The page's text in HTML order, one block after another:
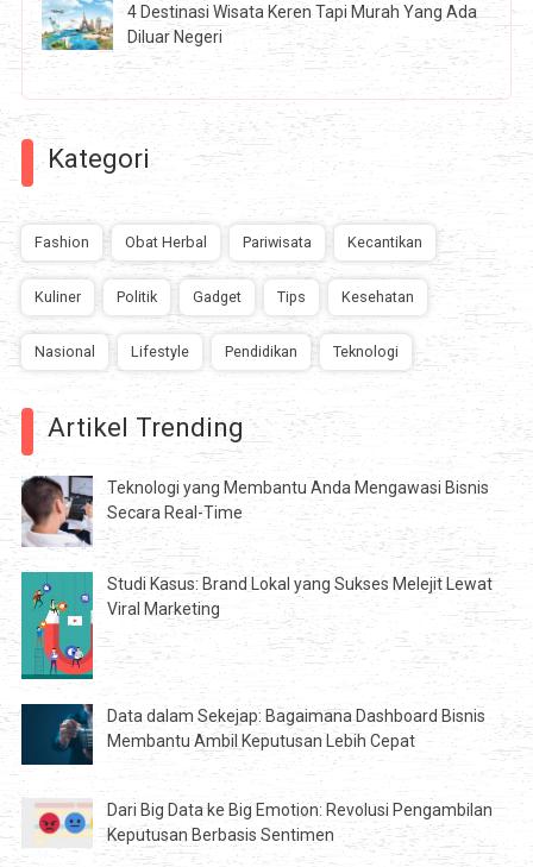
4 Destinasi Wisata Keren Tapi Murah Yang Ada
Diluar Negeri
Kategori
Fashion Obat Herbal Pariwisata Kecantikan
Kuliner Politik Gadget Tips Kesehatan
Nasional Lifestyle Pendidikan Teknologi
Artikel Trending
Teknologi yang Membantu Anda Mengawasi Bisnis
Secara Real-Time
Studi Kasus: Brand Lokal yang Sukses Melejit Lewat
Viral Marketing
Data dalam Sekejap: Bagaimana Dashboard Bisnis
Membantu Ambil Keputusan Lebih Cepat
Dari Big Data ke Big Emotion: Revolusi Pengambilan
Keputusan Berbasis Sentimen